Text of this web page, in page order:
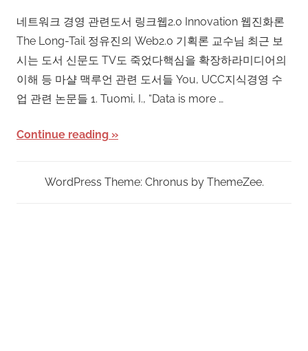
네트워크 경영 관련도서 링크웹2.0 Innovation 웹진화론
The Long-Tail 정유진의 Web2.0 기획론 교수님 최근 보
시는 도서 신문도 TV도 죽었다핵심을 확장하라미디어의
이해 등 마샬 맥루언 관련 도서들 You, UCC지식경영 수
업 관련 논문들 1. Tuomi, I., “Data is more …
Continue reading
WordPress Theme: Chronus by ThemeZee.